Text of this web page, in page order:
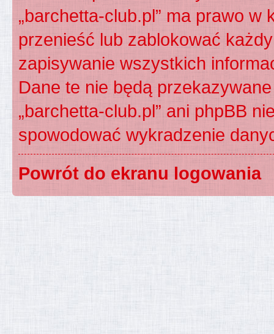
„barchetta-club.pl” ma prawo
przenieść lub zablokować
zapisywanie wszystkich
Dane te nie będą
„barchetta-club.pl” ani phpBB
spowodować wykradzenie
Powrót do ekranu logowania